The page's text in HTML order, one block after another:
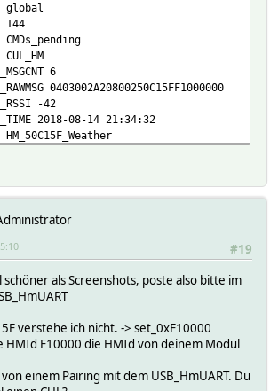
global
6
0403002A20800250C15FF1000000
-42
2018-08-14 21:34:32
CMDs pending
08-14 21:34:32
08-14 21:34:32
08-14 21:34:32
cnt:6 min:-45 max:-42 avg:-44 lst:-
21:34:27 Activity alive
CommandAccepted yes
#19
schöner als Screenshots, poste also bitte im
verstehe ich nicht. -> set_0xF10000
HMId F10000 die HMId von deinem Modul
einem Pairing mit dem USB_HmUART. Du